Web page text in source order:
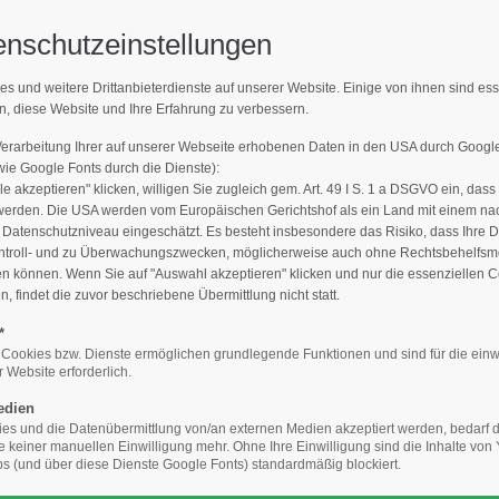
Mailadresse)
Support
Lorem ipsum dolor sit amet:
24h/
365days
Mon - Fri 8:00am - 5:00pm
(GMT +1)
376-
+44
FINDEN
Sie den Fachbetrieb in Ihrer
Baumpfleger finden Die Qualität macht´s: Geprüfter
und weitere Drittanbieterdienste auf unserer Website. Einige von ihnen sind
diese Website und Ihre Erfahrung zu verbessern.
Ihrer auf unserer Webseite erhobenen Daten in den USA durch
Google Fonts durch die Dienste):
akzeptieren" klicken, willigen Sie zugleich gem. Art. 49 I S. 1 a DSGVO ein,
Die USA werden vom Europäischen Gerichtshof als ein Land mit einem
eingeschätzt. Es besteht insbesondere das Risiko, dass Ihre
und zu Überwachungszwecken, möglicherweise auch ohne
können. Wenn Sie auf "Auswahl akzeptieren" klicken und nur die essenziellen
findet die zuvor beschriebene Übermittlung nicht statt.
bzw. Dienste ermöglichen grundlegende Funktionen und sind für die
Website erforderlich.
und die Datenübermittlung von/an externen Medien akzeptiert werden, bedarf
keiner manuellen Einwilligung mehr. Ohne Ihre Einwilligung sind die Inhalte von
(und über diese Dienste Google Fonts) standardmäßig blockiert.